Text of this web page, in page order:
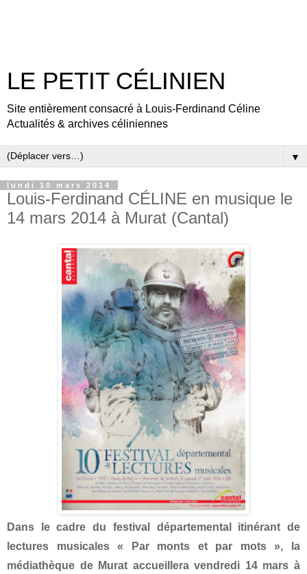
LE PETIT CÉLINIEN
Site entièrement consacré à Louis-Ferdinand Céline
Actualités & archives céliniennes
▼
lundi 10 mars 2014
Louis-Ferdinand CÉLINE en musique le
14 mars 2014 à Murat (Cantal)
Dans le cadre du festival départemental itinérant de
lectures musicales « Par monts et par mots », la
médiathèque de Murat accueillera vendredi 14 mars à